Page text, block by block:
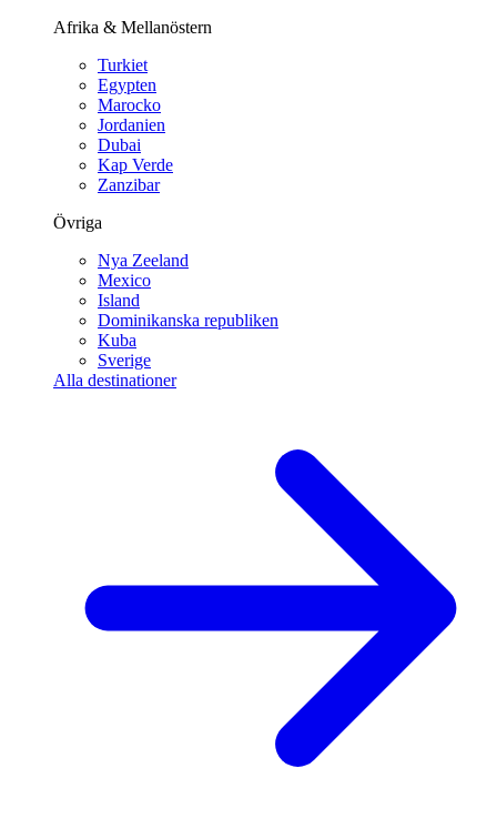
Afrika & Mellanöstern
Turkiet
Egypten
Marocko
Jordanien
Dubai
Kap Verde
Zanzibar
Övriga
Nya Zeeland
Mexico
Island
Dominikanska republiken
Kuba
Sverige
Alla destinationer